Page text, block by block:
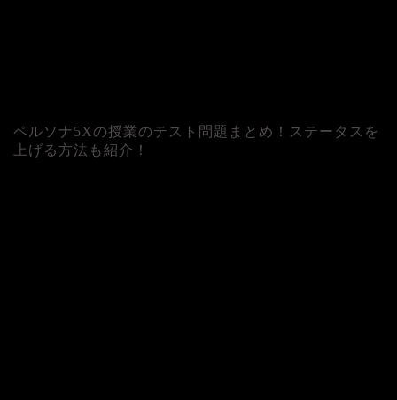
ペルソナ5Xの授業のテスト問題まとめ！ステータスを
上げる方法も紹介！